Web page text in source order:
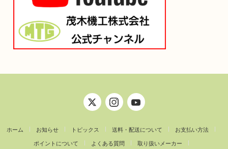
ホーム お知らせ トピックス 送料・配送について お支払い方法
ポイントについて よくある質問 取り扱いメーカー